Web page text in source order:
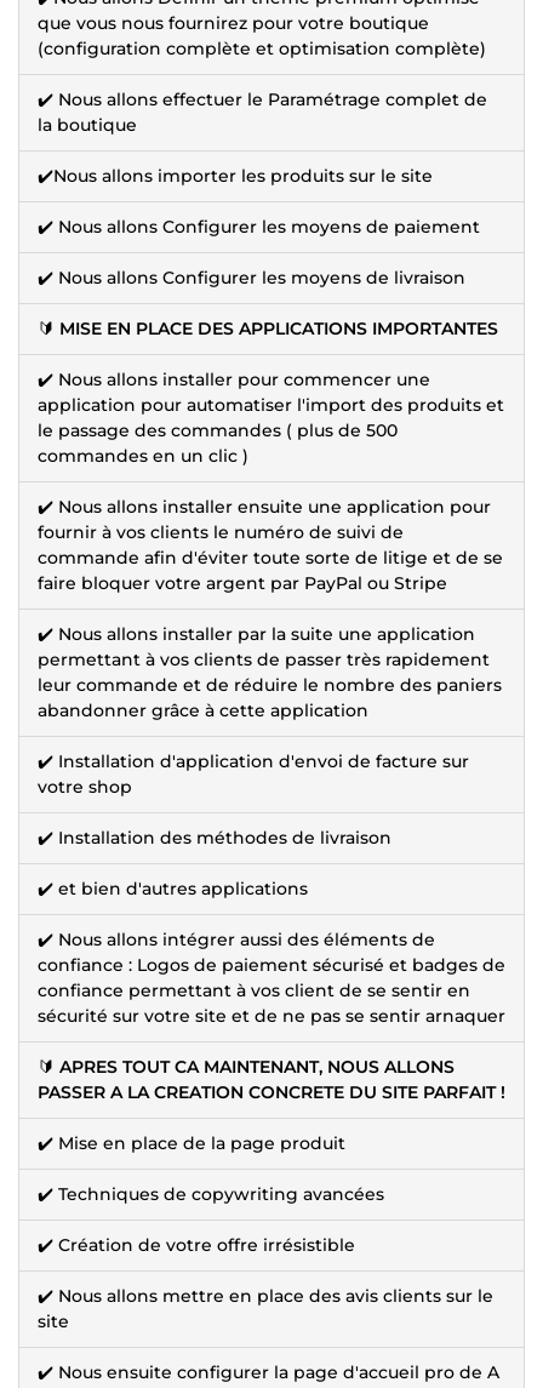
que vous nous fournirez pour votre boutique
(configuration complète et optimisation complète)
✔️ Nous allons effectuer le Paramétrage complet de
la boutique
✔️Nous allons importer les produits sur le site
✔️ Nous allons Configurer les moyens de paiement
✔️ Nous allons Configurer les moyens de livraison
🔰 MISE EN PLACE DES APPLICATIONS IMPORTANTES
✔️ Nous allons installer pour commencer une
application pour automatiser l'import des produits et
le passage des commandes ( plus de 500
commandes en un clic )
✔️ Nous allons installer ensuite une application pour
fournir à vos clients le numéro de suivi de
commande afin d'éviter toute sorte de litige et de se
faire bloquer votre argent par PayPal ou Stripe
✔️ Nous allons installer par la suite une application
permettant à vos clients de passer très rapidement
leur commande et de réduire le nombre des paniers
abandonner grâce à cette application
✔️ Installation d'application d'envoi de facture sur
votre shop
✔️ Installation des méthodes de livraison
✔️ et bien d'autres applications
✔️ Nous allons intégrer aussi des éléments de
confiance : Logos de paiement sécurisé et badges de
confiance permettant à vos client de se sentir en
sécurité sur votre site et de ne pas se sentir arnaquer
🔰 APRES TOUT CA MAINTENANT, NOUS ALLONS
PASSER A LA CREATION CONCRETE DU SITE PARFAIT !
✔️ Mise en place de la page produit
✔️ Techniques de copywriting avancées
✔️ Création de votre offre irrésistible
✔️ Nous allons mettre en place des avis clients sur le
site
✔️ Nous ensuite configurer la page d'accueil pro de A